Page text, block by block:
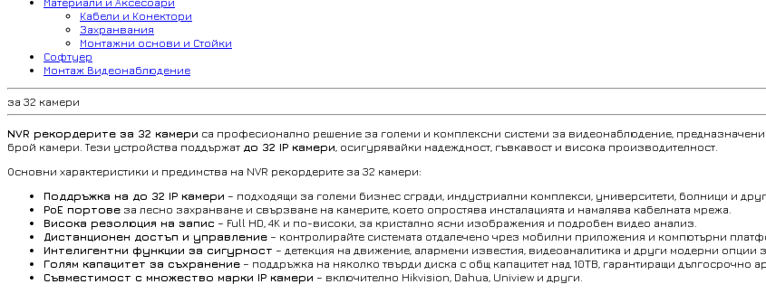
Кабели и Конектори
Захранвания
Монтажни основи и Стойки
Софтуер
Монтаж Видеонаблюдение
за 32 камери
NVR рекордерите за 32 камери са професионално решение за големи и комплексни системи за видеонаблюдение,
брой камери. Тези устройства поддържат до 32 IP камери, осигурявайки надеждност, гъвкавост и висока производителност.
Основни характеристики и предимства на NVR рекордерите за 32 камери:
Поддръжка на до 32 IP камери – подходящи за големи бизнес сгради, индустриални комплекси, университети, болници и
PoE портове за лесно захранване и свързване на камерите, което опростява инсталацията и намалява кабелната мрежа.
Висока резолюция на запис – Full HD, 4K и по-високи, за кристално ясни изображения и подробен видео анализ.
Дистанционен достъп и управление – контролирайте системата отдалечено чрез мобилни приложения и компютърни
Интелигентни функции за сигурност – детекция на движение, алармени известия, видеоаналитика и други модерни
Голям капацитет за съхранение – поддръжка на няколко твърди диска с общ капацитет над 10TB, гарантиращи дългосрочно
Съвместимост с множество марки IP камери – включително Hikvision, Dahua, Uniview и други.